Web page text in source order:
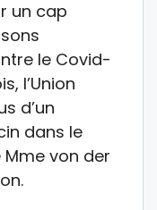
un cap
le Covid-
l’Union
d’un
dans le
von der